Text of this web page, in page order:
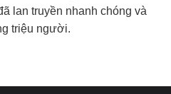
lan truyền nhanh chóng và
triệu người.